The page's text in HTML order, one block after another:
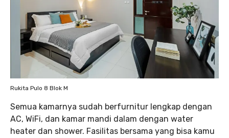
Rukita Pulo 8 Blok M
Semua kamarnya sudah berfurnitur lengkap dengan
AC, WiFi, dan kamar mandi dalam dengan water
heater dan shower. Fasilitas bersama yang bisa kamu